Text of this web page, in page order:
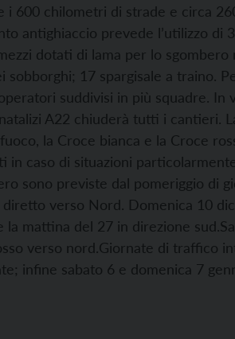
i 600 chilometri di strade e circa
antighiaccio prevede l’utilizzo di
dotati di lama per lo
sobborghi; 17 spargisale a traino.
suddivisi in più squadre. In
A22 chiuderà tutti i cantieri.
la Croce bianca e la Croce
in caso di situazioni
sono previste dal pomeriggio di
verso Nord. Domenica 10
la mattina del 27 in direzione sud.
verso nord.Giornate di traffico
infine sabato 6 e domenica 7